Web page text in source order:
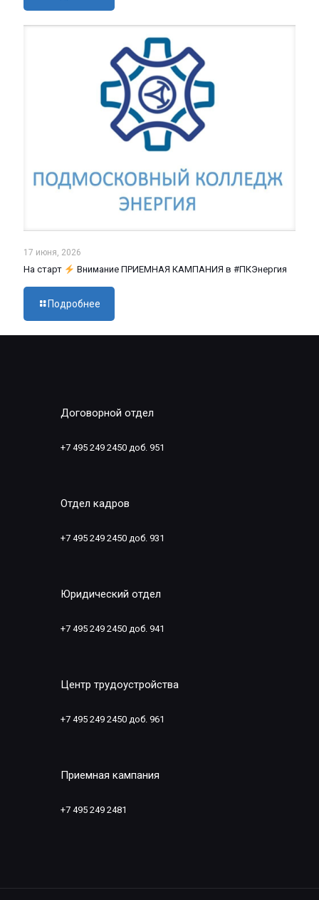
17 июня, 2026
На старт Внимание ПРИЕМНАЯ КАМПАНИЯ в #ПКЭнергия
Подробнее
Договорной отдел
+7 495 249 2450 доб. 951
Отдел кадров
+7 495 249 2450 доб. 931
Юридический отдел
+7 495 249 2450 доб. 941
Центр трудоустройства
+7 495 249 2450 доб. 961
Приемная кампания
+7 495 249 2481